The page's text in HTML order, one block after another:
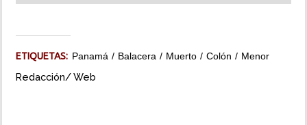
IMPRESO
ETIQUETAS: Panamá Balacera Muerto Colón Menor
Redacción/ Web